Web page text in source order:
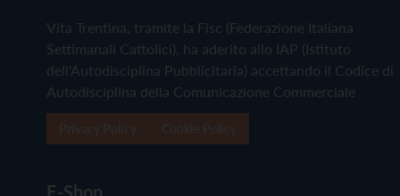
Vita Trentina, tramite la Fisc (Federazione Italiana
Settimanali Cattolici), ha aderito allo IAP (Istituto
dell'Autodisciplina Pubblicitaria) accettando il Codice di
Autodisciplina della Comunicazione Commerciale
E-Shop